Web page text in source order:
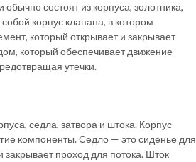
состоят из корпуса, золотника,
корпус клапана, в котором
который открывает и закрывает
который обеспечивает движение
утечки.
седла, затвора и штока. Корпус
компоненты. Седло — это сиденье для
проход для потока. Шток